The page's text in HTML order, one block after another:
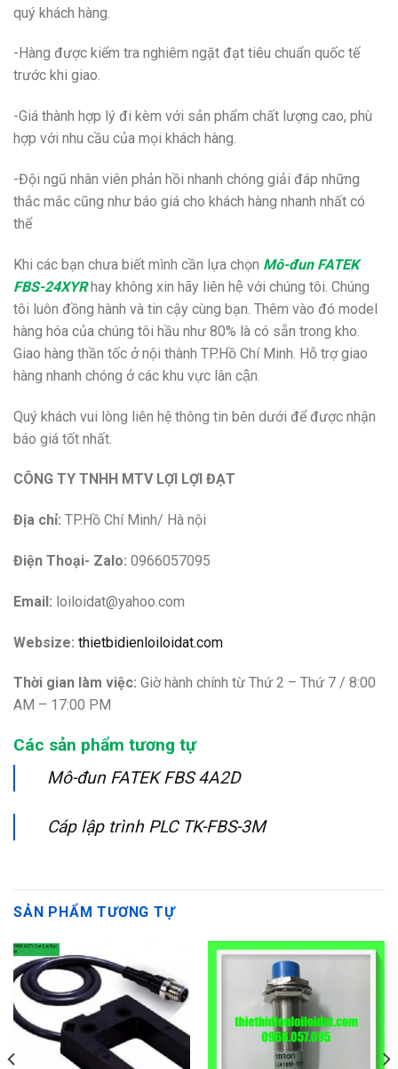
quý khách hàng.
-Hàng được kiểm tra nghiêm ngặt đạt tiêu chuẩn quốc tế
trước khi giao.
-Giá thành hợp lý đi kèm với sản phẩm chất lượng cao, phù
hợp với nhu cầu của mọi khách hàng.
-Đội ngũ nhân viên phản hồi nhanh chóng giải đáp những
thắc mắc cũng như báo giá cho khách hàng nhanh nhất có
thể
Khi các bạn chưa biết mình cần lựa chọn Mô-đun FATEK
FBS-24XYRhay không xin hãy liên hệ với chúng tôi. Chúng
tôi luôn đồng hành và tin cậy cùng bạn. Thêm vào đó model
hàng hóa của chúng tôi hầu như 80% là có sẵn trong kho.
Giao hàng thần tốc ở nội thành TP.Hồ Chí Minh. Hỗ trợ giao
hàng nhanh chóng ở các khu vực lân cận.
Quý khách vui lòng liên hệ thông tin bên dưới để được nhận
báo giá tốt nhất.
CÔNG TY TNHH MTV LỢI LỢI ĐẠT
Địa chỉ: TP.Hồ Chí Minh/ Hà nội
Điện Thoại- Zalo: 0966057095
Email: loiloidat@yahoo.com
Websize: thietbidienloiloidat.com
Thời gian làm việc: Giờ hành chính từ Thứ 2 – Thứ 7 / 8:00
AM – 17:00 PM
Các sản phẩm tương tự
Mô-đun FATEK FBS 4A2D
Cáp lập trình PLC TK-FBS-3M
SẢN PHẨM TƯƠNG TỰ